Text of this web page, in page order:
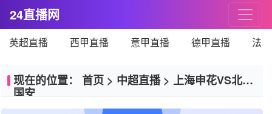
24直播网
英超直播 西甲直播 意甲直播 德甲直播 法
现在的位置： 首页 > 中超直播> 上海申花VS北京
国安